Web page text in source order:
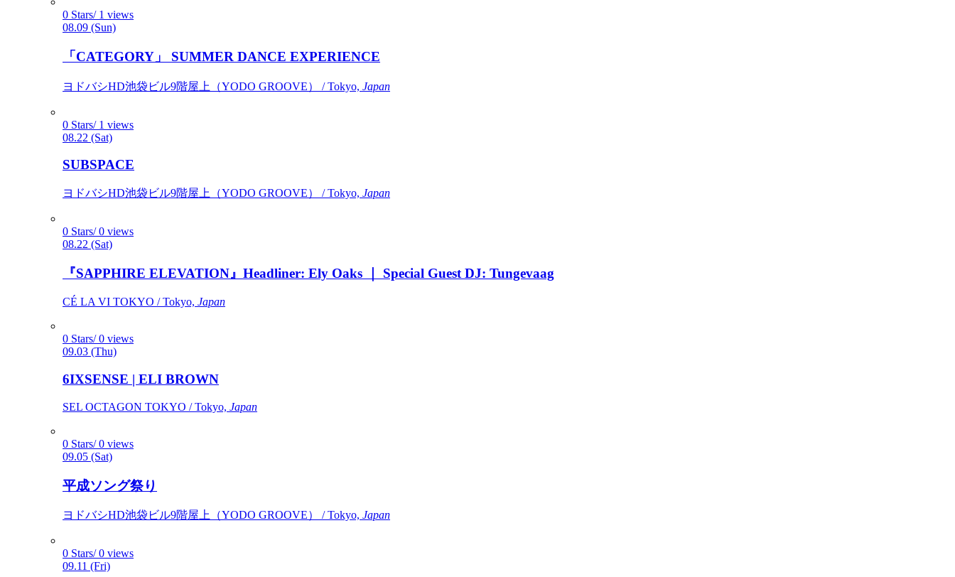
0 Stars/ 1 views
08.09 (Sun)
「CATEGORY」 SUMMER DANCE EXPERIENCE
ヨドバシHD池袋ビル9階屋上（YODO GROOVE） / Tokyo, Japan
0 Stars/ 1 views
08.22 (Sat)
SUBSPACE
ヨドバシHD池袋ビル9階屋上（YODO GROOVE） / Tokyo, Japan
0 Stars/ 0 views
08.22 (Sat)
『SAPPHIRE ELEVATION』Headliner: Ely Oaks ｜ Special Guest DJ: Tungevaag
CÉ LA VI TOKYO / Tokyo, Japan
0 Stars/ 0 views
09.03 (Thu)
6IXSENSE | ELI BROWN
SEL OCTAGON TOKYO / Tokyo, Japan
0 Stars/ 0 views
09.05 (Sat)
平成ソング祭り
ヨドバシHD池袋ビル9階屋上（YODO GROOVE） / Tokyo, Japan
0 Stars/ 0 views
09.11 (Fri)